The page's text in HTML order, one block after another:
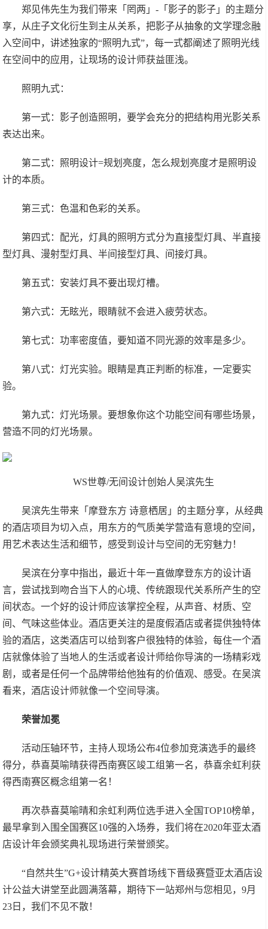
郑见伟先生为我们带来「罔两」-「影子的影子」的主题分
享，从庄子文化衍生到主从关系，把影子从抽象的文学理念融
入空间中，讲述独家的“照明九式”，每一式都阐述了照明光线
在空间中的应用，让现场的设计师获益匪浅。
照明九式：
第一式：影子创造照明，要学会充分的把结构用光影关系
表达出来。
第二式：照明设计=规划亮度，怎么规划亮度才是照明设
计的本质。
第三式：色温和色彩的关系。
第四式：配光，灯具的照明方式分为直接型灯具、半直接
型灯具、漫射型灯具、半间接型灯具、间接灯具。
第五式：安装灯具不要出现灯槽。
第六式：无眩光，眼睛就不会进入疲劳状态。
第七式：功率密度值，要知道不同光源的效率是多少。
第八式：灯光实验。眼睛是真正判断的标准，一定要实
验。
第九式：灯光场景。要想象你这个功能空间有哪些场景，
营造不同的灯光场景。
WS世尊/无间设计创始人吴滨先生
吴滨先生带来「摩登东方 诗意栖居」的主题分享，从经典
的酒店项目为切入点，用东方的气质美学营造有意境的空间，
用艺术表达生活和细节，感受到设计与空间的无穷魅力！
吴滨在分享中指出，最近十年一直做摩登东方的设计语
言，尝试找到吻合当下人的心境、传统跟现代关系所产生的空
间状态。一个好的设计师应该掌控全程，从声音、材质、空
间、气味这些体业。酒店更关注的是度假酒店或者提供独特体
验的酒店，这类酒店可以给到客户很独特的体验，每住一个酒
店就像体验了当地人的生活或者设计师给你导演的一场精彩戏
剧，或者是任何一个品牌带给他独有的价值观、感受。在吴滨
看来，酒店设计师就像一个空间导演。
荣誉加冕
活动压轴环节，主持人现场公布4位参加竞演选手的最终
得分，恭喜莫喻晴获得西南赛区竣工组第一名，恭喜余虹利获
得西南赛区概念组第一名！
再次恭喜莫喻晴和余虹利两位选手进入全国TOP10榜单，
最早拿到入围全国赛区10强的入场券，我们将在2020年亚太酒
店设计年会颁奖典礼现场进行荣誉颁奖。
“自然共生”G+设计精英大赛首场线下晋级赛暨亚太酒店设
计公益大讲堂至此圆满落幕，期待下一站郑州与您相见，9月
23日，我们不见不散！